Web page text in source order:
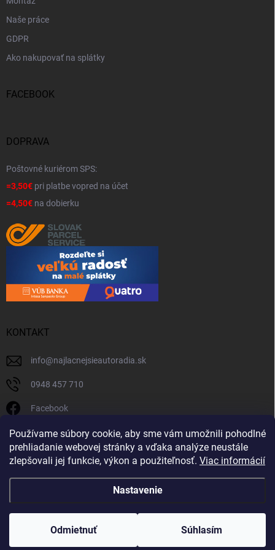
Používame súbory cookie, aby sme vám umožnili pohodlné
prehliadanie webovej stránky a vďaka analýze neustále
zlepšovali jej funkcie, výkon a použiteľnosť. Viac informácií
Nastavenie
Odmietnuť Súhlasím
Naše práce
GDPR
Ako nakupovať na splátky
FACEBOOK
DOPRAVA
Poštovné kuriérom SPS:
=3,50€ pri platbe vopred na účet
=4,50€ na dobierku
KONTAKT
info@najlacnejsieautoradia.sk
0948 457 710
Facebook
najlacnejsieautoradia.sk
Youtube
Vytvoril Shoptet
Copyright 2026Najlacnejsieautoradia.sk. Všetky práva vyhradené.Upraviť